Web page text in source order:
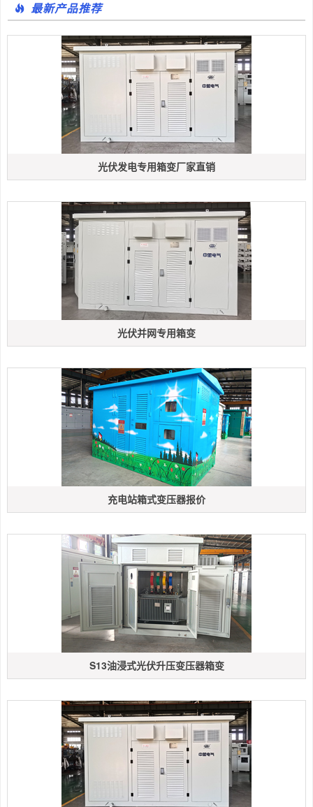
最新产品推荐
光伏发电专用箱变厂家直销
光伏并网专用箱变
充电站箱式变压器报价
S13油浸式光伏升压变压器箱变